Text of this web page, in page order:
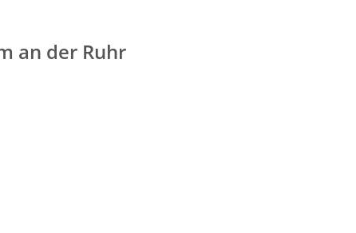
an der Ruhr